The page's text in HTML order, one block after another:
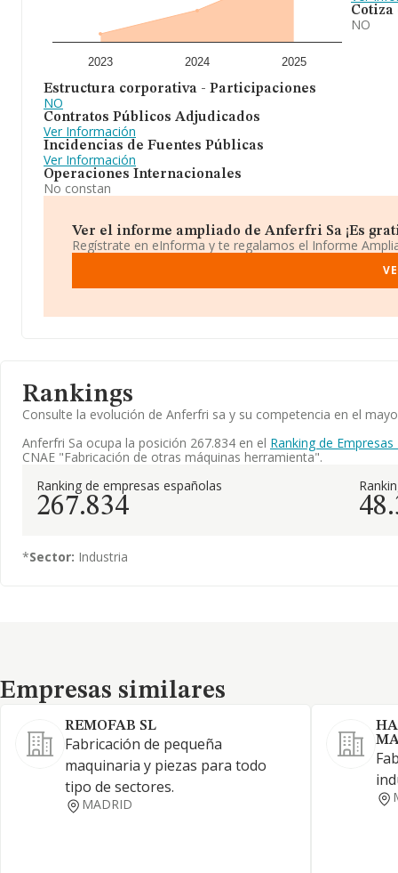
2023 2024 2025
Estructura corporativa - Participaciones
NO
Contratos Públicos Adjudicados
Ver Información
Incidencias de Fuentes Públicas
Ver Información
Operaciones Internacionales
No constan
Cotiza
NO
Ver el informe ampliado de Anferfri Sa ¡Es
Regístrate en eInforma y te regalamos el Informe
Rankings
Consulte la evolución de Anferfri sa y su competencia en el
Anferfri Sa ocupa la posición 267.834 en el Ranking de
CNAE "Fabricación de otras máquinas herramienta".
Ranking de empresas españolas
267.834
*Sector: Industria
Empresas similares
Empresas similares
REMOFAB SL
Fabricación de pequeña
maquinaria y piezas para todo
tipo de sectores.
MADRID